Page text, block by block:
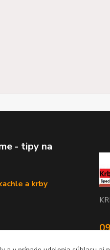
- tipy na
a krby